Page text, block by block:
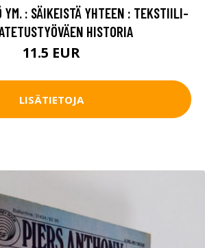
YM. : SÄIKEISTÄ YHTEEN : TEKSTIILI-
HISTORIA
11.5 EUR
LISÄTIETOJA